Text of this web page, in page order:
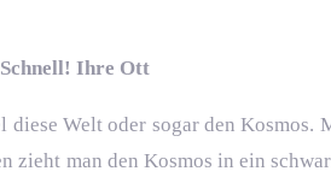
Ihre Ott
Welt oder sogar den Kosmos.
zieht man den Kosmos in ein